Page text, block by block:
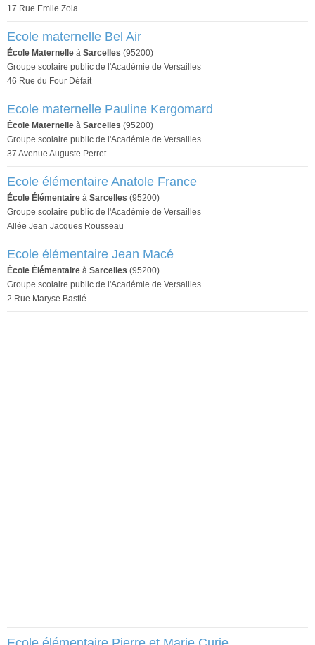
17 Rue Emile Zola
Ecole maternelle Bel Air
École Maternelle à Sarcelles (95200)
Groupe scolaire public de l'Académie de Versailles
46 Rue du Four Défait
Ecole maternelle Pauline Kergomard
École Maternelle à Sarcelles (95200)
Groupe scolaire public de l'Académie de Versailles
37 Avenue Auguste Perret
Ecole élémentaire Anatole France
École Élémentaire à Sarcelles (95200)
Groupe scolaire public de l'Académie de Versailles
Allée Jean Jacques Rousseau
Ecole élémentaire Jean Macé
École Élémentaire à Sarcelles (95200)
Groupe scolaire public de l'Académie de Versailles
2 Rue Maryse Bastié